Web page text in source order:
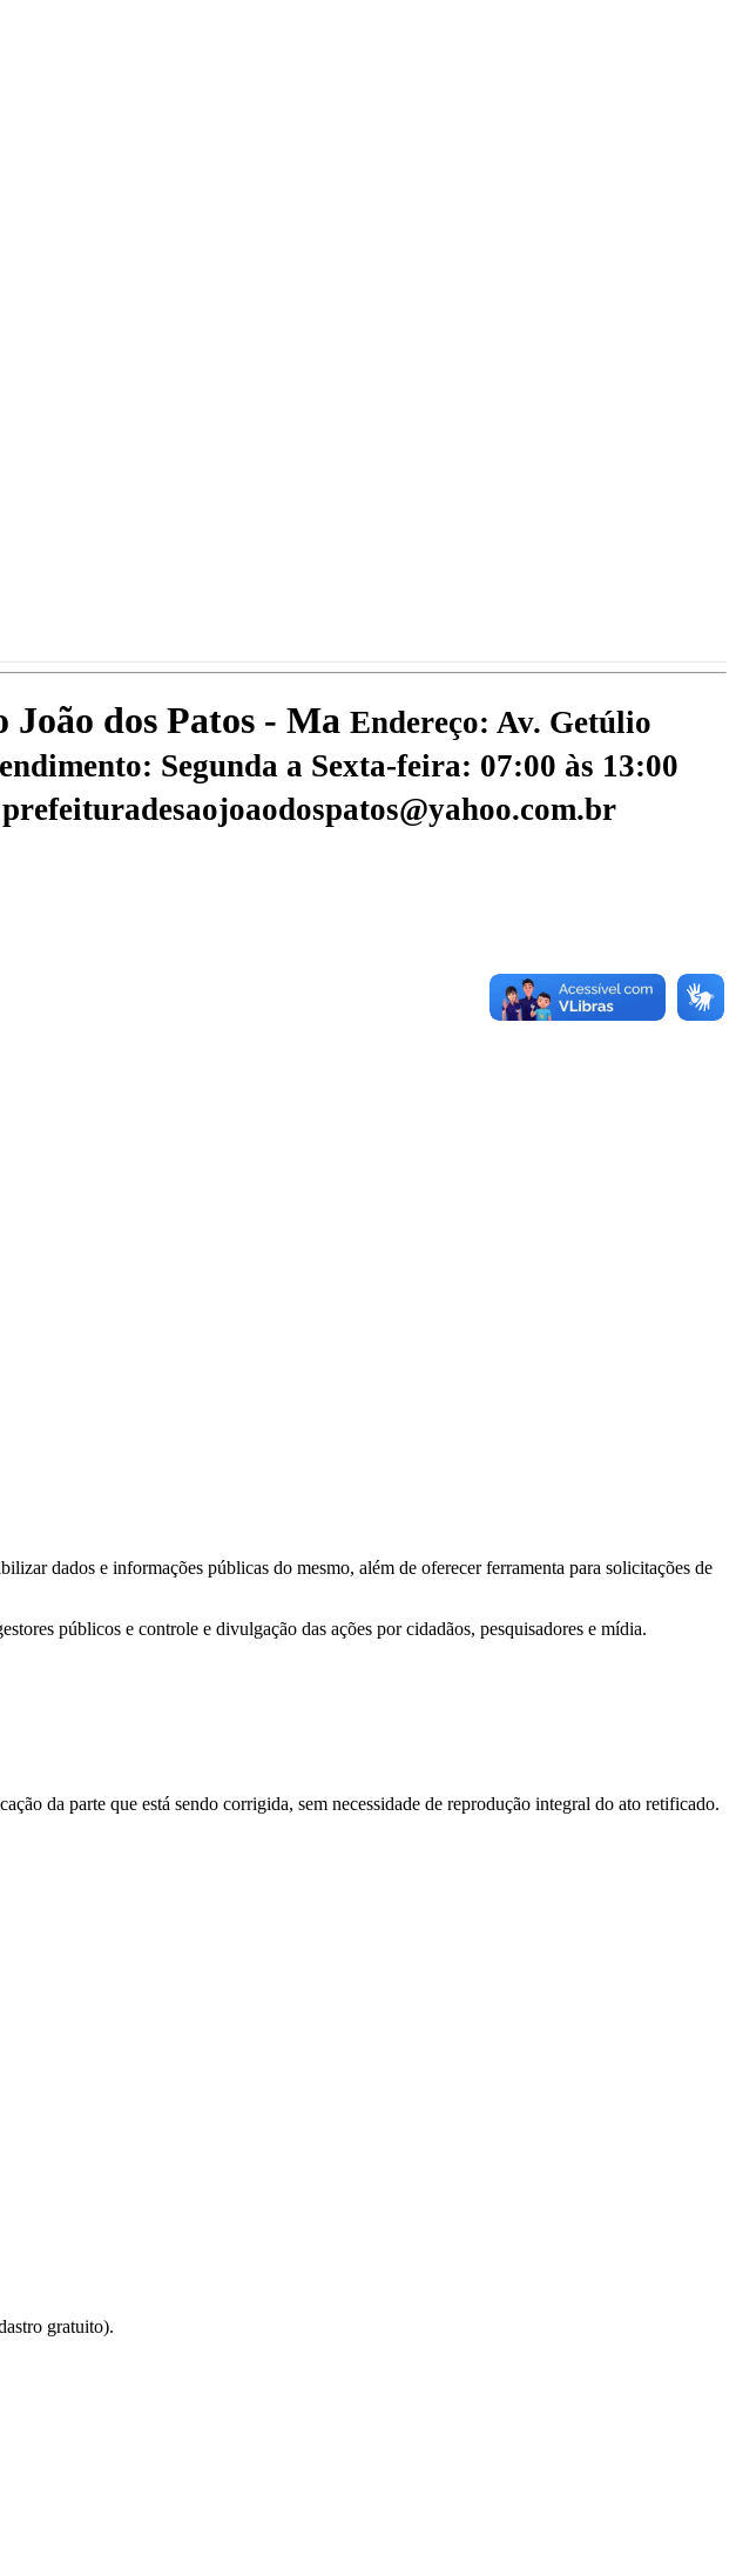
dos Patos - Ma Endereço: Av. Getúlio
Segunda a Sexta-feira: 07:00 às 13:00
dados e informações públicas do mesmo, além de oferecer ferramenta para solicitações de
públicos e controle e divulgação das ações por cidadãos, pesquisadores e mídia.
da parte que está sendo corrigida, sem necessidade de reprodução integral do ato retificado.
gratuito).